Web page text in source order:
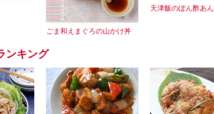
ごま和えまぐろの山かけ丼
天津飯のぽん酢あん
ンキング